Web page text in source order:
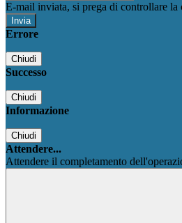
E-mail inviata, si prega di controllare la
Errore
Chiudi
Successo
Chiudi
Informazione
Chiudi
Attendere...
Attendere il completamento